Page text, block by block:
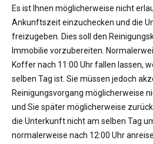
Es ist Ihnen möglicherweise nicht
Ankunftszeit einzuchecken und die
freizugeben. Dies soll den
Immobilie vorzubereiten.
Koffer nach 11:00 Uhr fallen lassen,
selben Tag ist. Sie müssen jedoch
Reinigungsvorgang möglicherweise
und Sie später möglicherweise
die Unterkunft nicht am selben Tag
normalerweise nach 12:00 Uhr